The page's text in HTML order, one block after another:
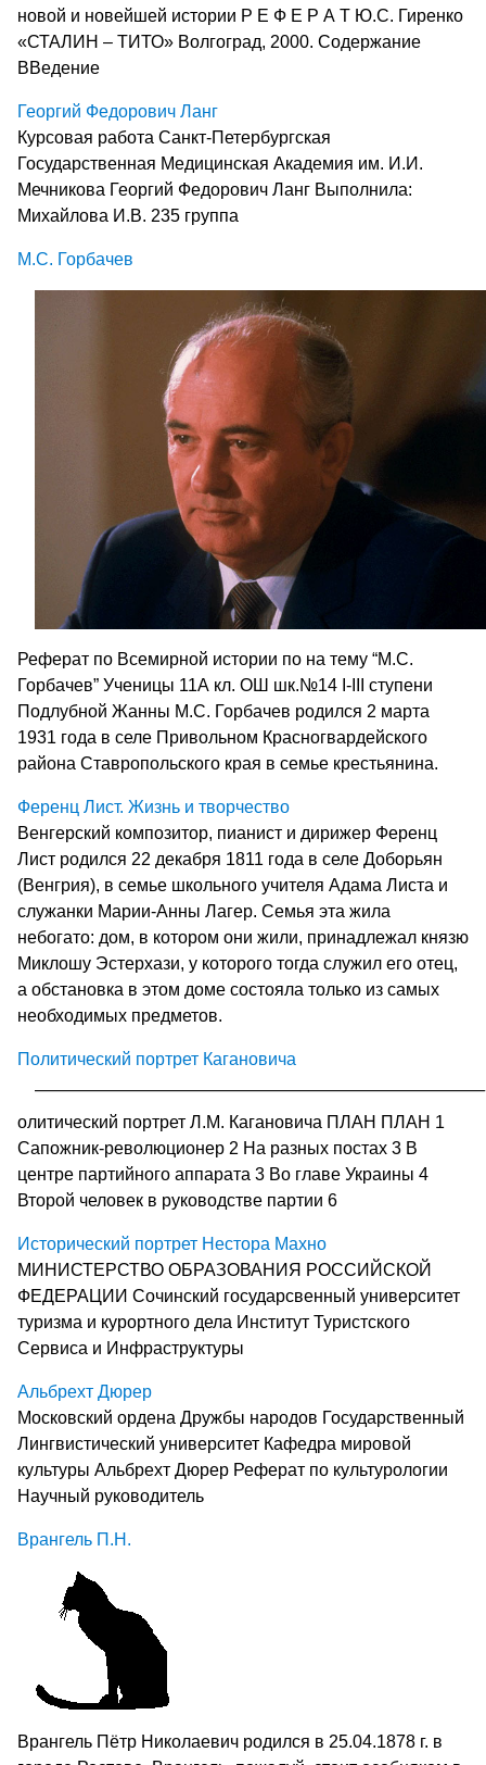
новой и новейшей истории Р Е Ф Е Р А Т Ю.С. Гиренко
«СТАЛИН – ТИТО» Волгоград, 2000. Содержание
ВВедение
Георгий Федорович Ланг
Курсовая работа Санкт-Петербургская
Государственная Медицинская Академия им. И.И.
Мечникова Георгий Федорович Ланг Выполнила:
Михайлова И.В. 235 группа
М.С. Горбачев
Реферат по Всемирной истории по на тему “М.С.
Горбачев” Ученицы 11А кл. ОШ шк.№14 I-III ступени
Подлубной Жанны М.С. Горбачев родился 2 марта
1931 года в селе Привольном Красногвардейского
района Ставропольского края в семье крестьянина.
Ференц Лист. Жизнь и творчество
Венгерский композитор, пианист и дирижер Ференц
Лист родился 22 декабря 1811 года в селе Доборьян
(Венгрия), в семье школьного учителя Адама Листа и
служанки Марии-Анны Лагер. Семья эта жила
небогато: дом, в котором они жили, принадлежал князю
Миклошу Эстерхази, у которого тогда служил его отец,
а обстановка в этом доме состояла только из самых
необходимых предметов.
Политический портрет Кагановича
олитический портрет Л.М. Кагановича ПЛАН ПЛАН 1
Сапожник-революционер 2 На разных постах 3 В
центре партийного аппарата 3 Во главе Украины 4
Второй человек в руководстве партии 6
Исторический портрет Нестора Махно
МИНИСТЕРСТВО ОБРАЗОВАНИЯ РОССИЙСКОЙ
ФЕДЕРАЦИИ Сочинский государсвенный университет
туризма и курортного дела Институт Туристского
Сервиса и Инфраструктуры
Альбрехт Дюрер
Московский ордена Дружбы народов Государственный
Лингвистический университет Кафедра мировой
культуры Альбрехт Дюрер Реферат по культурологии
Научный руководитель
Врангель П.Н.
Врангель Пётр Николаевич родился в 25.04.1878 г. в